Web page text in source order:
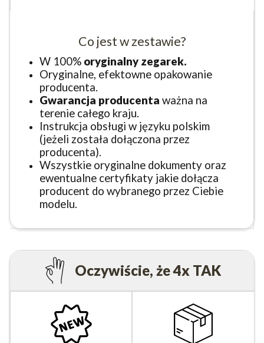
Co jest w zestawie?
W 100% oryginalny zegarek.
Oryginalne, efektowne opakowanie
producenta.
Gwarancja producenta ważna na
terenie całego kraju.
Instrukcja obsługi w języku polskim
(jeżeli została dołączona przez
producenta).
Wszystkie oryginalne dokumenty oraz
ewentualne certyfikaty jakie dołącza
producent do wybranego przez Ciebie
modelu.
Oczywiście, że 4x TAK